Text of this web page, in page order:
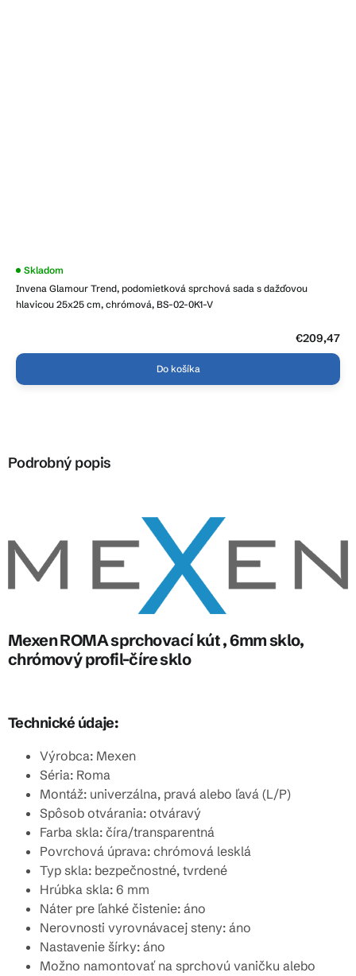
Invena Glamour Trend, podomietková sprchová sada s dažďovou
hlavicou 25x25 cm, chrómová, BS-02-0K1-V
Skladom
€209,47
Do košíka
Podrobný popis
Mexen ROMA sprchovací kút , 6mm sklo,
chrómový profil-číre sklo
Technické údaje:
Výrobca: Mexen
Séria: Roma
Montáž: univerzálna, pravá alebo ľavá (L/P)
Spôsob otvárania: otváravý
Farba skla: číra/transparentná
Povrchová úprava: chrómová lesklá
Typ skla: bezpečnostné, tvrdené
Hrúbka skla: 6 mm
Náter pre ľahké čistenie: áno
Nerovnosti vyrovnávacej steny: áno
Nastavenie šírky: áno
Možno namontovať na sprchovú vaničku alebo